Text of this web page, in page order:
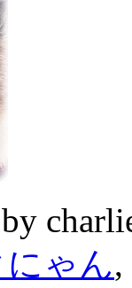
by
にゃん,